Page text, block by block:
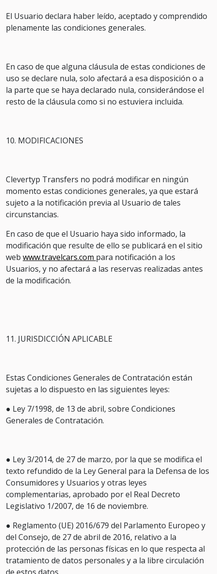
El Usuario declara haber leído, aceptado y comprendido
plenamente las condiciones generales.
En caso de que alguna cláusula de estas condiciones de
uso se declare nula, solo afectará a esa disposición o a
la parte que se haya declarado nula, considerándose el
resto de la cláusula como si no estuviera incluida.
10. MODIFICACIONES
Clevertyp Transfers no podrá modificar en ningún
momento estas condiciones generales, ya que estará
sujeto a la notificación previa al Usuario de tales
circunstancias.
En caso de que el Usuario haya sido informado, la
modificación que resulte de ello se publicará en el sitio
web www.travelcars.com para notificación a los
Usuarios, y no afectará a las reservas realizadas antes
de la modificación.
11. JURISDICCIÓN APLICABLE
Estas Condiciones Generales de Contratación están
sujetas a lo dispuesto en las siguientes leyes:
● Ley 7/1998, de 13 de abril, sobre Condiciones
Generales de Contratación.
● Ley 3/2014, de 27 de marzo, por la que se modifica el
texto refundido de la Ley General para la Defensa de los
Consumidores y Usuarios y otras leyes
complementarias, aprobado por el Real Decreto
Legislativo 1/2007, de 16 de noviembre.
● Reglamento (UE) 2016/679 del Parlamento Europeo y
del Consejo, de 27 de abril de 2016, relativo a la
protección de las personas físicas en lo que respecta al
tratamiento de datos personales y a la libre circulación